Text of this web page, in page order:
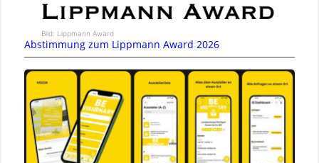
Bild: Lippmann Award
Abstimmung zum Lippmann Award 2026